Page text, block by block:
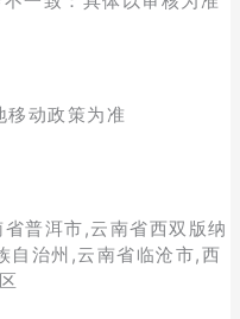
移动政策为准
普洱市,云南省西双版纳
自治州,云南省临沧市,西